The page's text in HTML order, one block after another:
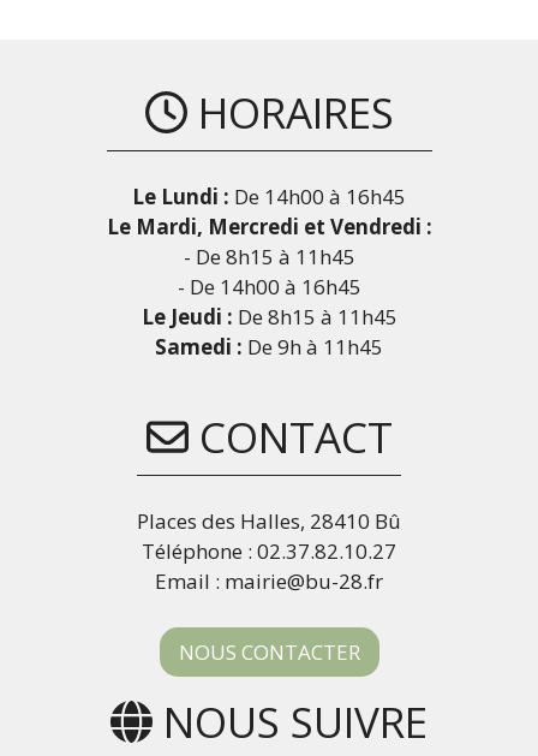
HORAIRES
Le Lundi : De 14h00 à 16h45
Le Mardi, Mercredi et Vendredi :
- De 8h15 à 11h45
- De 14h00 à 16h45
Le Jeudi : De 8h15 à 11h45
Samedi : De 9h à 11h45
CONTACT
Places des Halles, 28410 Bû
Téléphone : 02.37.82.10.27
Email : mairie@bu-28.fr
NOUS CONTACTER
NOUS SUIVRE